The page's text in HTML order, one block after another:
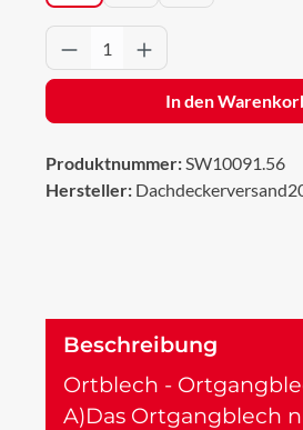
Produkt Anzahl: Gib
In den
Produktnummer:SW10091.56
Hersteller:
Beschreibung
Ortblech -
A)Das Ortgangblech